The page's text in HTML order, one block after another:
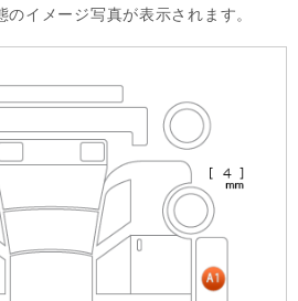
イメージ写真が表示されます。